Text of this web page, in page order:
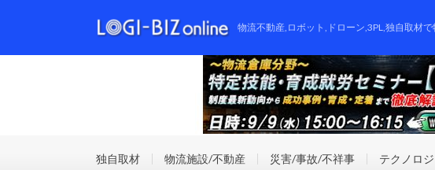
物流不動産,ロボット,ドローン,3PL,独自取材
独自取材 物流施設/不動産 災害/事故/不祥事 テクノロ